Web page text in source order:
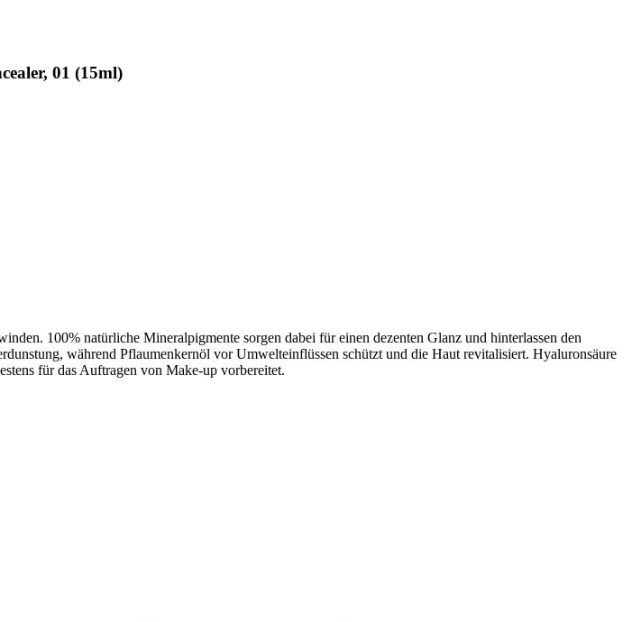
01 (15ml)
100% natürliche Mineralpigmente sorgen dabei für einen dezenten Glanz und hinterlassen den
während Pflaumenkernöl vor Umwelteinflüssen schützt und die Haut revitalisiert. Hyaluronsäure
für das Auftragen von Make-up vorbereitet.